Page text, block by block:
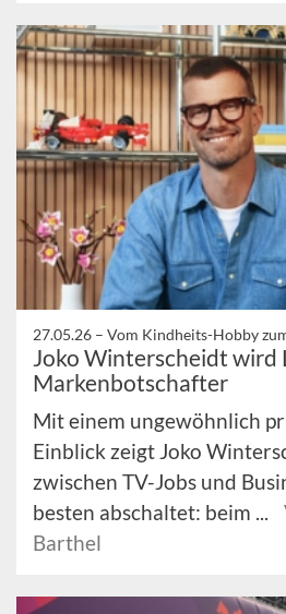
27.05.26 – Vom Kindheits-Hobby
Joko Winterscheidt wird
Markenbotschafter
Mit einem ungewöhnlich
Einblick zeigt Joko
zwischen TV-Jobs und
besten abschaltet: beim ...
Barthel